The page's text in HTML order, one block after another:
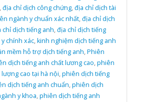
địa chỉ dịch công chứng,địa chỉ dịch tài
ngành y chuẩn xác nhất,địa chỉ dịch
chỉ dịch tiếng anh,địa chỉ dịch tiếng
chính xác,kinh nghiệm dịch tiếng anh
mềm hỗ trợ dịch tiếng anh,Phiên
dịch tiếng anh chất lương cao,phiên
cao tại hà nội,phiên dịch tiếng
dịch tiếng anh chuẩn,phiên dịch
y khoa,phiên dịch tiếng anh